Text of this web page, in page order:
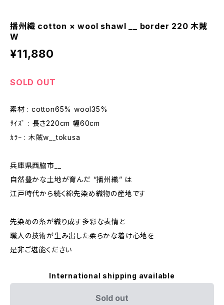
播州織 cotton × wool shawl __ border 220 木賊
W
¥11,880
SOLD OUT
素材 : cotton65% wool35%
ｻｲｽﾞ : 長さ220cm 幅60cm
ｶﾗｰ : 木賊w__tokusa
兵庫県西脇市__
自然豊かな土地が育んだ “播州織” は
江戸時代から続く綿先染め織物の産地です
先染めの糸が織り成す多彩な表情と
職人の技術が生み出した柔らかな着け心地を
是非ご堪能ください
International shipping available
Sold out